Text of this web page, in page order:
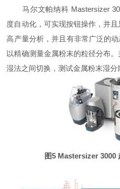
马尔文帕纳科 Mastersizer
度自动化，可实现按钮操作，并
高产量分析，并且有非常广泛的
以精确测量金属粉末的粒径分布
湿法之间切换，测试金属粉末湿分
图5 Mastersizer 3000